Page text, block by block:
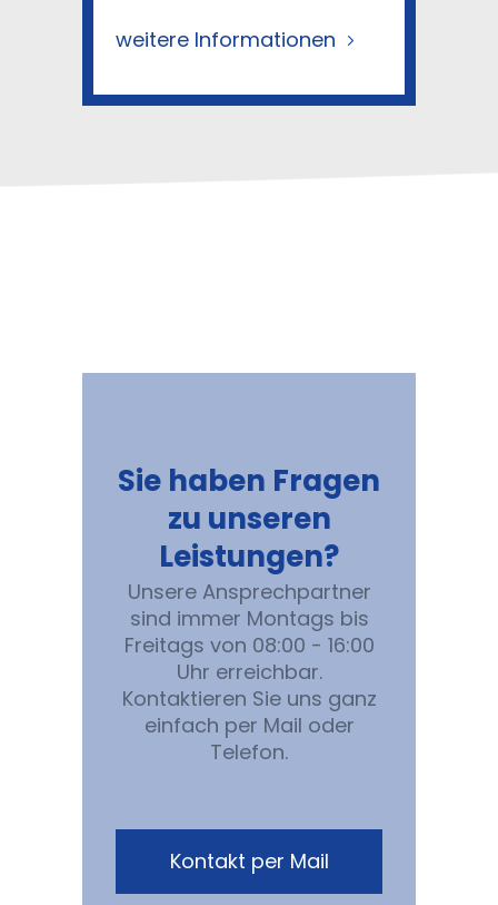
weitere Informationen
Sie haben Fragen
zu unseren
Leistungen?
Unsere Ansprechpartner
sind immer Montags bis
Freitags von 08:00 - 16:00
Uhr erreichbar.
Kontaktieren Sie uns ganz
einfach per Mail oder
Telefon.
Kontakt per Mail